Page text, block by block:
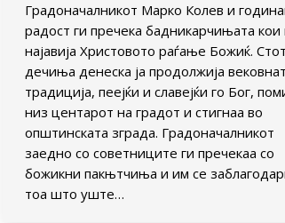
Градоначалникот Марко Колев и
радост ги пречека бадникарчињата кои
најавија Христовото раѓање Божиќ.
дечиња денеска ја продолжија
традиција, пеејќи и славејќи го Бог,
низ центарот на градот и стигнаа во
општинската зграда. Градоначалникот
заедно со советниците ги пречекаа со
божикни пакњтчиња и им се
тоа што уште…